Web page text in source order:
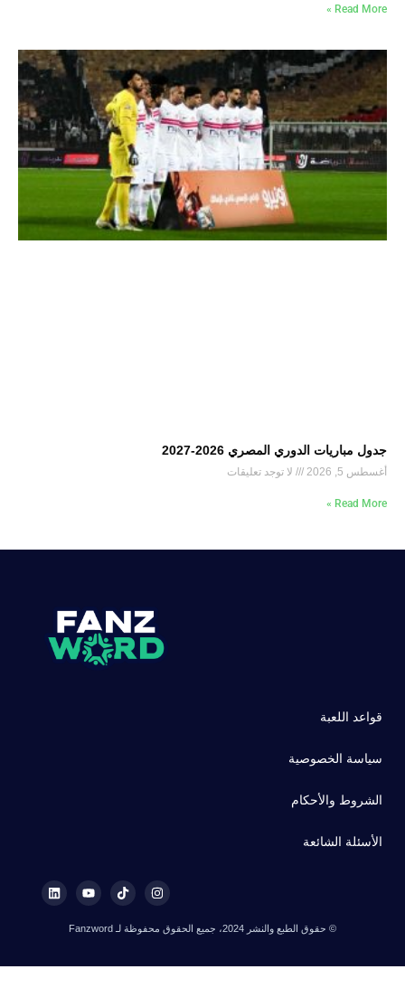
Read More »
جدول مباريات الدوري المصري 2026-2027
أغسطس 5, 2026 لا توجد تعليقات
Read More »
قواعد اللعبة
سياسة الخصوصية
الشروط والأحكام
الأسئلة الشائعة
© حقوق الطبع والنشر 2024، جميع الحقوق محفوظة لـ Fanzword